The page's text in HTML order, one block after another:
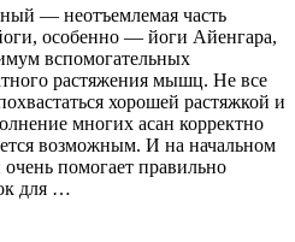
₽. — неотъемлемая часть
особенно — йоги Айенгара,
вспомогательных
растяжения мышц. Не все
хорошей растяжкой и
многих асан корректно
возможным. И на начальном
помогает правильно
для …